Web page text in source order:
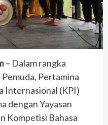
– Dalam rangka
Pertamina
Internasional (KPI)
dengan Yayasan
Kompetisi Bahasa